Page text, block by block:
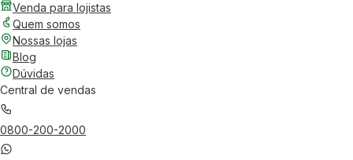
Venda para lojistas
Quem somos
Nossas lojas
Blog
Dúvidas
Central de vendas
0800-200-2000